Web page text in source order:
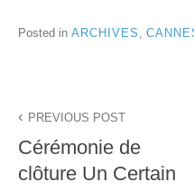
Posted in ARCHIVES ,
de
l’article
PREVIOUS POST
Cérémonie de
clôture Un Certain